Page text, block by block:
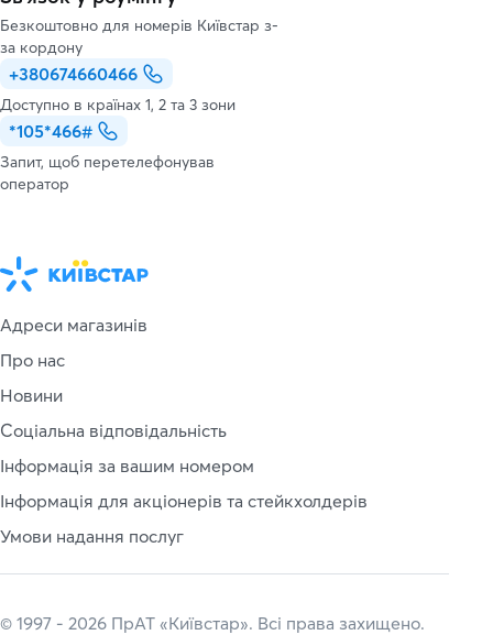
Безкоштовно для номерів Київстар з-
за кордону
+380674660466
Доступно в країнах 1, 2 та 3 зони
*105*466#
Запит, щоб перетелефонував
оператор
Адреси магазинів
Про нас
Новини
Соціальна відповідальність
Інформація за вашим номером
Інформація для акціонерів та стейкхолдерів
Умови надання послуг
© 1997 - 2026 ПрАТ «Київстар». Всі права захищено.